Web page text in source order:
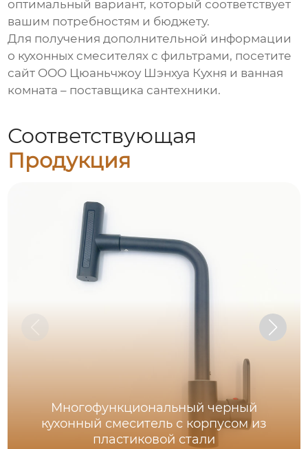
оптимальный вариант, который соответствует
вашим потребностям и бюджету.
Для получения дополнительной информации
о кухонных смесителях с фильтрами, посетите
сайт ООО Цюаньчжоу Шэнхуа Кухня и ванная
комната – поставщика сантехники.
Соответствующая
Продукция
Многофункциональный черный
кухонный смеситель с корпусом из
пластиковой стали